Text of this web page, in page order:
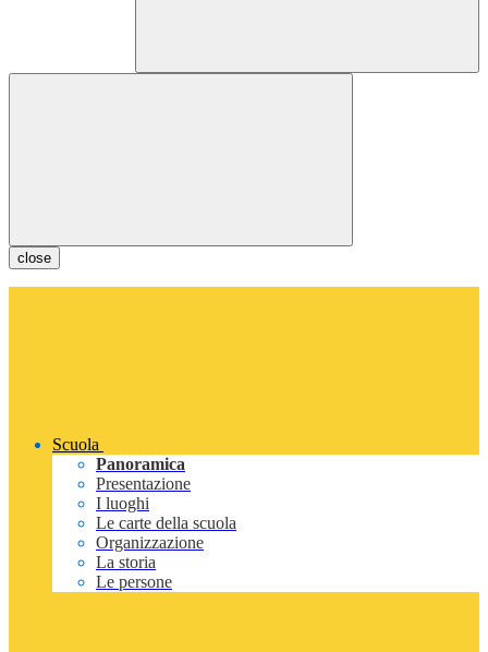
close
Scuola
Panoramica
Presentazione
I luoghi
Le carte della scuola
Organizzazione
La storia
Le persone